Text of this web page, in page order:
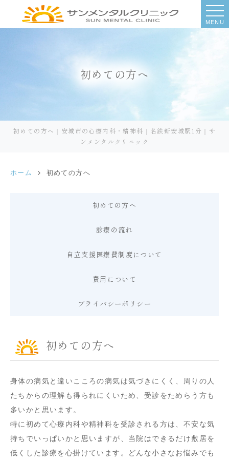
MENU
初めての方へ
初めての方へ｜安城市の心療内科・精神科｜名鉄新安城駅1分｜サ
ンメンタルクリニック
ホーム 初めての方へ
初めての方へ
診療の流れ
自立支援医療費制度について
費用について
プライバシーポリシー
初めての方へ
身体の病気と違いこころの病気は気づきにくく、周りの人
たちからの理解も得られにくいため、受診をためらう方も
多いかと思います。
特に初めて心療内科や精神科を受診される方は、不安な気
持ちでいっぱいかと思いますが、当院はできるだけ敷居を
低くした診療を心掛けています。どんな小さなお悩みでも